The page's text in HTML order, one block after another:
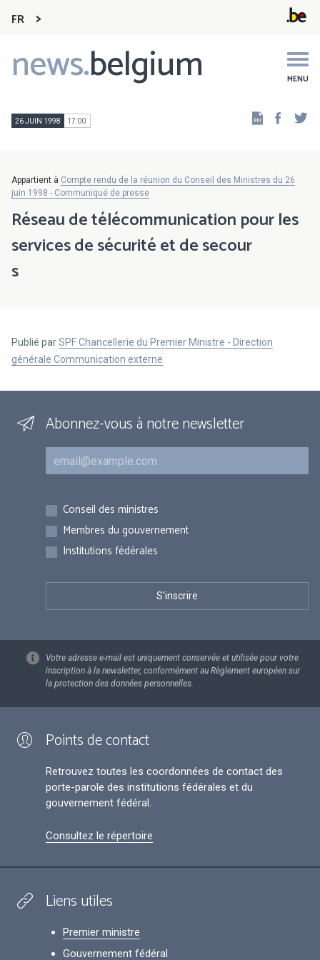
FR
news.belgium MENU
Main
navigation
26 JUIN 1998 17:00
Appartient à Compte rendu de la réunion du Conseil des Ministres du 26
juin 1998 - Communiqué de presse
Réseau de télécommunication pour les
services de sécurité et de secour
s
Publié parSPF Chancellerie du Premier Ministre - Direction
générale Communication externe
Abonnez-vous à notre newsletter
Courriel
Inscriptions
Conseil des ministres
Membres du gouvernement
Institutions fédérales
Votre adresse e-mail est uniquement conservée et utilisée pour votre
inscription à la newsletter, conformément au Règlement européen sur
la protection des données personnelles.
Points de contact
Retrouvez toutes les coordonnées de contact des
porte-parole des institutions fédérales et du
gouvernement fédéral.
Consultez le répertoire
Liens utiles
Premier ministre
Gouvernement fédéral